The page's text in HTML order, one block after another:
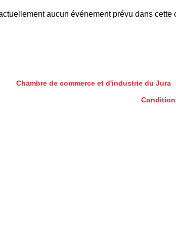
actuellement aucun événement prévu dans cette
Chambre de commerce et d'industrie du Jura